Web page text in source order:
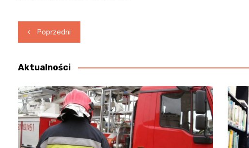
Nawigacja
wpisu
Poprzedni
Aktualności